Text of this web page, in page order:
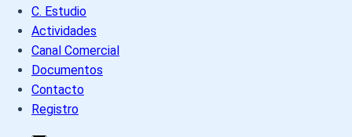
C. Estudio
Actividades
Canal Comercial
Documentos
Contacto
Registro